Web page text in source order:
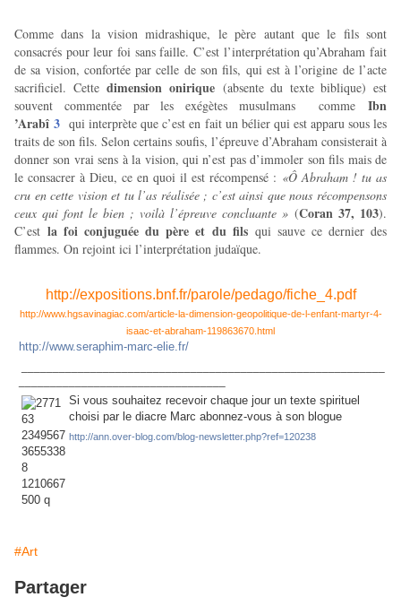
Comme dans la vision midrashique, le père autant que le fils sont
consacrés pour leur foi sans faille. C’est l’interprétation qu’Abraham fait
de sa vision, confortée par celle de son fils, qui est à l’origine de l’acte
sacrificiel. Cettedimension onirique(absente du texte biblique) est
souvent commentée par les exégètes musulmans comme Ibn
’Arabî3 qui interprète que c’est en fait un bélier qui est apparu sous les
traits de son fils. Selon certains soufis, l’épreuve d’Abraham consisterait à
donner son vrai sens à la vision, qui n’est pas d’immoler son fils mais de
le consacrer à Dieu, ce en quoi il est récompensé : «Ô Abraham ! tu as
cru en cette vision et tu l’as réalisée ; c’est ainsi que nous récompensons
ceux qui font le bien ; voilà l’épreuve concluante » (Coran 37, 103).
C’estla foi conjuguée du père et du filsqui sauve ce dernier des
flammes. On rejoint ici l’interprétation judaïque.
http://expositions.bnf.fr/parole/pedago/fiche_4.pdf
http://www.hgsavinagiac.com/article-la-dimension-geopolitique-de-l-enfant-martyr-4-
isaac-et-abraham-119863670.html
http://www.seraphim-marc-elie.fr/
Si vous souhaitez recevoir chaque jour un texte spirituel
choisi par le diacre Marc abonnez-vous à son blogue
http://ann.over-blog.com/blog-newsletter.php?ref=120238
#Art
Partager